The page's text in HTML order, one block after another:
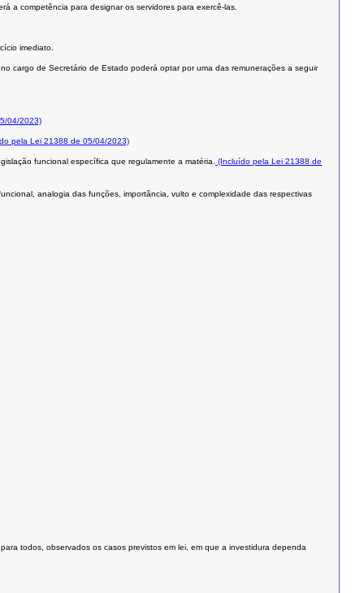
a competência para designar os servidores para exercê-las.
imediato.
cargo de Secretário de Estado poderá optar por uma das remunerações a seguir
04/2023)
pela Lei 21388 de 05/04/2023)
funcional específica que regulamente a matéria.
(Incluído pela Lei 21388 de
analogia das funções, importância, vulto e complexidade das respectivas
todos, observados os casos previstos em lei, em que a investidura dependa